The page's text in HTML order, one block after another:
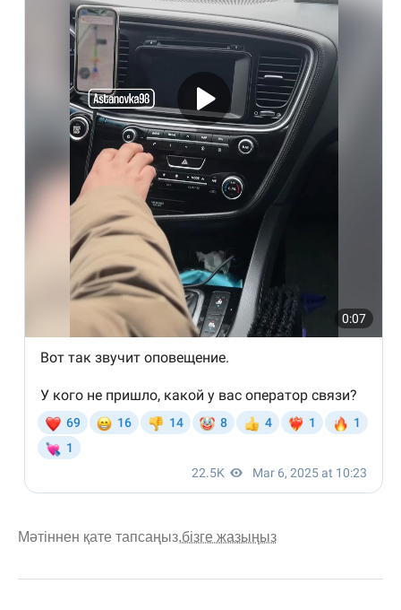
Мәтіннен қате тапсаңыз,бізге жазыңыз